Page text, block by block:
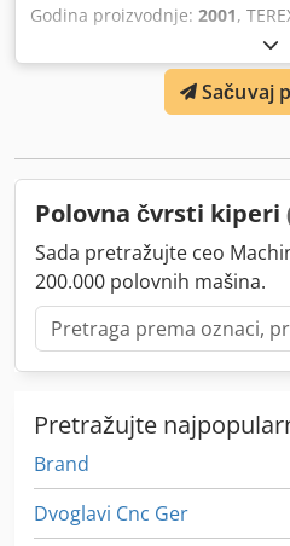
Godina proizvodnje: 2001,
veoma dobrom stanju. Gume
Dwsdpfxeyymtkj Ablja
Sačuvaj
Polovna čvrsti kiperi
Sada pretražujte ceo
200.000 polovnih mašina.
Pretražujte
Brand
Dvoglavi Cnc Ger